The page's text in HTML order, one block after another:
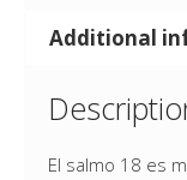
Additional
El salmo 18 es